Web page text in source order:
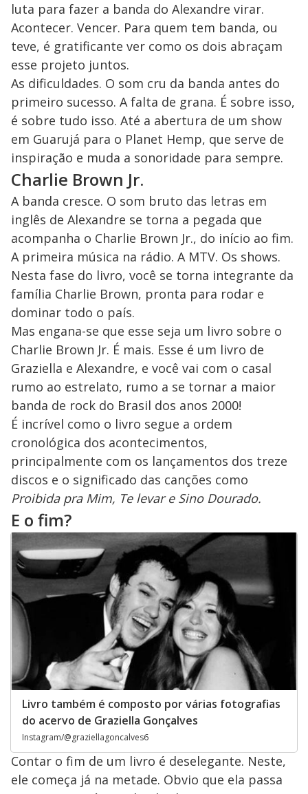
luta para fazer a banda do Alexandre virar.
Acontecer. Vencer. Para quem tem banda, ou
teve, é gratificante ver como os dois abraçam
esse projeto juntos.
As dificuldades. O som cru da banda antes do
primeiro sucesso. A falta de grana. É sobre isso,
é sobre tudo isso. Até a abertura de um show
em Guarujá para o Planet Hemp, que serve de
inspiração e muda a sonoridade para sempre.
Charlie Brown Jr.
A banda cresce. O som bruto das letras em
inglês de Alexandre se torna a pegada que
acompanha o Charlie Brown Jr., do início ao fim.
A primeira música na rádio. A MTV. Os shows.
Nesta fase do livro, você se torna integrante da
família Charlie Brown, pronta para rodar e
dominar todo o país.
Mas engana-se que esse seja um livro sobre o
Charlie Brown Jr. É mais. Esse é um livro de
Graziella e Alexandre, e você vai com o casal
rumo ao estrelato, rumo a se tornar a maior
banda de rock do Brasil dos anos 2000!
É incrível como o livro segue a ordem
cronológica dos acontecimentos,
principalmente com os lançamentos dos treze
discos e o significado das canções como
Proibida pra Mim, Te levar e Sino Dourado.
E o fim?
Livro também é composto por várias fotografias
do acervo de Graziella Gonçalves
Instagram/@graziellagoncalves6
Contar o fim de um livro é deselegante. Neste,
ele começa já na metade. Obvio que ela passa